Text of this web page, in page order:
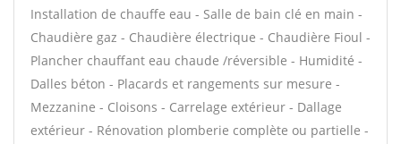
Installation de chauffe eau - Salle de bain clé en main -
Chaudière gaz - Chaudière électrique - Chaudière Fioul -
Plancher chauffant eau chaude /réversible - Humidité -
Dalles béton - Placards et rangements sur mesure -
Mezzanine - Cloisons - Carrelage extérieur - Dallage
extérieur - Rénovation plomberie complète ou partielle -